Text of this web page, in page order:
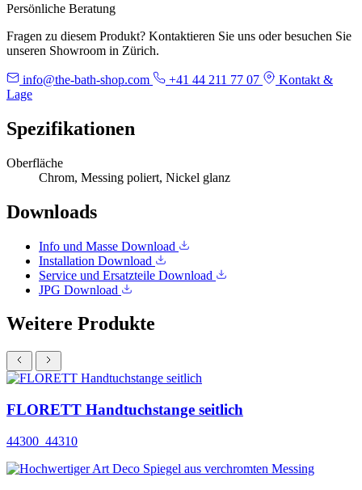
Persönliche Beratung
Fragen zu diesem Produkt? Kontaktieren Sie uns oder besuchen Sie
unseren Showroom in Zürich.
info@the-bath-shop.com +41 44 211 77 07
Kontakt &
Lage
Spezifikationen
Oberfläche
Chrom, Messing poliert, Nickel glanz
Downloads
Info und Masse Download
Installation Download
Service und Ersatzteile Download
JPG Download
Weitere Produkte
FLORETT Handtuchstange seitlich
44300_44310